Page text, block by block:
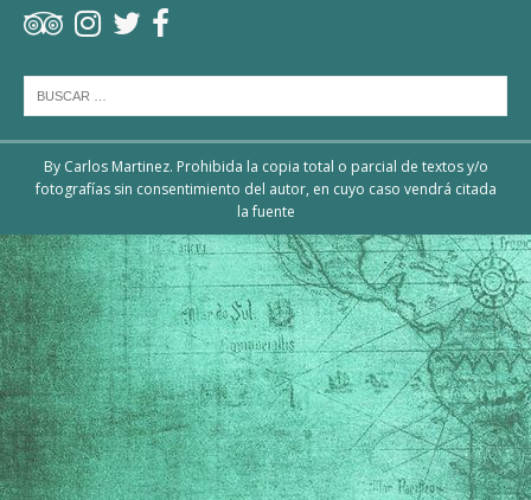
By Carlos Martinez. Prohibida la copia total o parcial de textos y/o
fotografías sin consentimiento del autor, en cuyo caso vendrá citada
la fuente